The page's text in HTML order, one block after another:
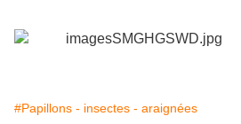
#Papillons - insectes - araignées